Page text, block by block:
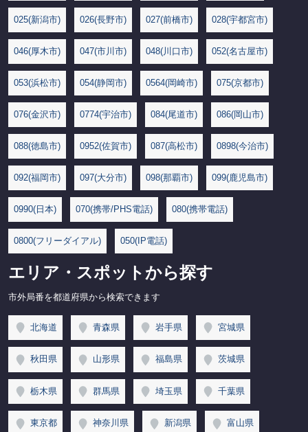
025(新潟市) 026(長野市) 027(前橋市) 028(宇都宮市)
046(厚木市) 047(市川市) 048(川口市) 052(名古屋市)
053(浜松市) 054(静岡市) 0564(岡崎市) 075(京都市)
076(金沢市) 0774(宇治市) 084(尾道市) 086(岡山市)
088(徳島市) 0952(佐賀市) 087(高松市) 0898(今治市)
092(福岡市) 097(大分市) 098(那覇市) 099(鹿児島市)
0990(日本) 070(携帯/PHS電話) 080(携帯電話)
0800(フリーダイアル) 050(IP電話)
エリア・スポットから探す
市外局番を都道府県から検索できます
北海道 青森県 岩手県 宮城県
秋田県 山形県 福島県 茨城県
栃木県 群馬県 埼玉県 千葉県
東京都 神奈川県 新潟県 富山県